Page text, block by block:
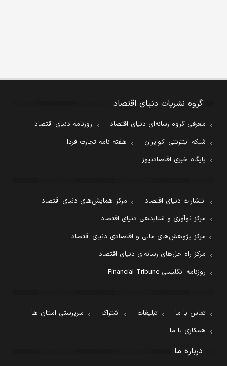
گروه نشریات دنیای اقتصاد
معرفی گروه رسانه‌ای دنیای اقتصاد
روزنامه دنیای اقتصاد
شبکه اینترنتی اکوایران
هفته نامه تجارت فردا
پایگاه خبری اقتصادنیوز
انتشارات دنیای اقتصاد
مرکز همایش‌های دنیای اقتصاد
مرکز نوآوری و شتابدهی دنیای اقتصاد
مرکز پژوهش‌های مالی و اقتصادی دنیای اقتصاد
مرکز راه حل‌های رسانه‌ای دنیای اقتصاد
روزنامه انگلیسی Financial Tribune
تماس با ما تبلیغات اشتراک
سرپرستی استان ها
همکاری با ما
درباره ما